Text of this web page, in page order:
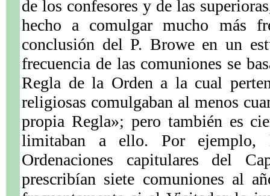
de los confesores y de las
hecho a comulgar mucho más
conclusión del P. Browe en un
frecuencia de las comuniones se
Regla de la Orden a la cual
religiosas comulgaban al menos
propia Regla»; pero también es
limitaban a ello. Por ejemplo,
Ordenaciones capitulares del
prescribían siete comuniones al